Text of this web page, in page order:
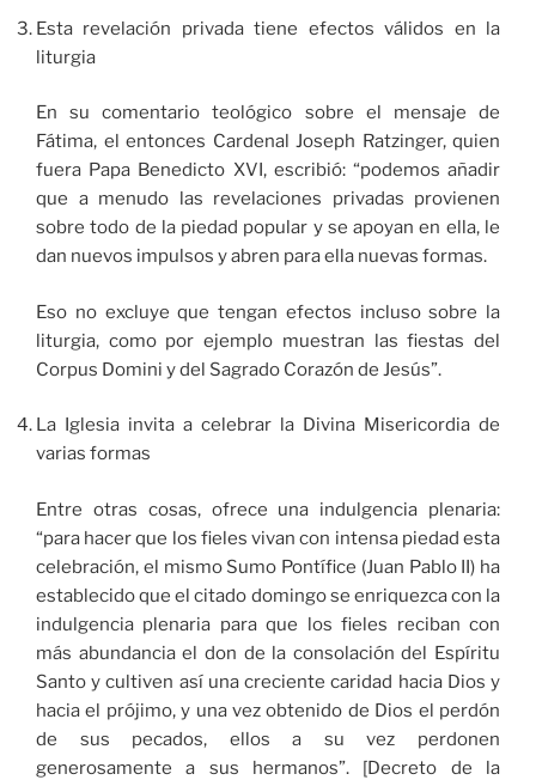
Esta revelación privada tiene efectos válidos en la
liturgia
En su comentario teológico sobre el mensaje de
Fátima, el entonces Cardenal Joseph Ratzinger, quien
fuera Papa Benedicto XVI, escribió: “podemos añadir
que a menudo las revelaciones privadas provienen
sobre todo de la piedad popular y se apoyan en ella, le
dan nuevos impulsos y abren para ella nuevas formas.
Eso no excluye que tengan efectos incluso sobre la
liturgia, como por ejemplo muestran las fiestas del
Corpus Domini y del Sagrado Corazón de Jesús”.
La Iglesia invita a celebrar la Divina Misericordia de
varias formas
Entre otras cosas, ofrece una indulgencia plenaria:
“para hacer que los fieles vivan con intensa piedad esta
celebración, el mismo Sumo Pontífice (Juan Pablo II) ha
establecido que el citado domingo se enriquezca con la
indulgencia plenaria para que los fieles reciban con
más abundancia el don de la consolación del Espíritu
Santo y cultiven así una creciente caridad hacia Dios y
hacia el prójimo, y una vez obtenido de Dios el perdón
de sus pecados, ellos a su vez perdonen
generosamente a sus hermanos”. [Decreto de la